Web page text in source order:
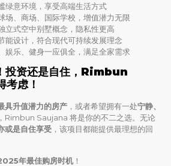
意环境，享受高端生活方式
、商场、国际学校，增值潜力无限
式空中别墅概念，隐私性更高
设计，符合现代可持续发展理念
乐、健身一应俱全，满足全家需求
投资还是自住，Rimbun
虑！
具升值潜力的房产 ，或者希望拥有一处宁静、
，Rimbun Saujana 将是你的不二之选。无论
或是自住享受 ，该项目都能提供最理想的回
年最佳购房时机 ！